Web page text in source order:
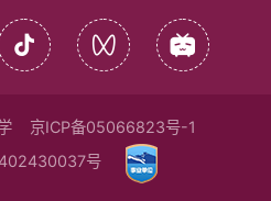
京ICP备05066823号-1
号